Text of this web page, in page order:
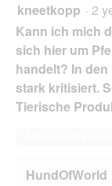
kneetkopp · 2
Kann ich mich
sich hier um
handelt? In
stark kritisiert.
Tierische
HundOfWorld